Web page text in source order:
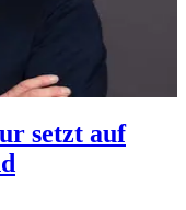
setzt auf